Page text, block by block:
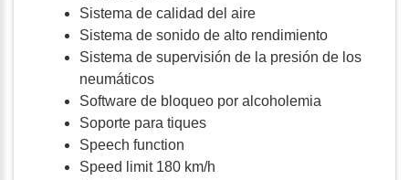
Sistema de calidad del aire
Sistema de sonido de alto rendimiento
Sistema de supervisión de la presión de los
neumáticos
Software de bloqueo por alcoholemia
Soporte para tiques
Speech function
Speed limit 180 km/h